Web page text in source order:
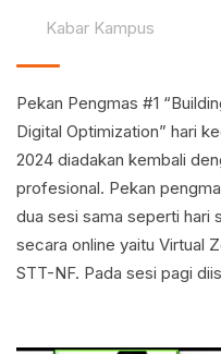
Kabar Kampus
Pekan Pengmas #1
Digital Optimization” hari
2024 diadakan kembali
profesional. Pekan
dua sesi sama seperti hari
secara online yaitu Virtual
STT-NF. Pada sesi pagi